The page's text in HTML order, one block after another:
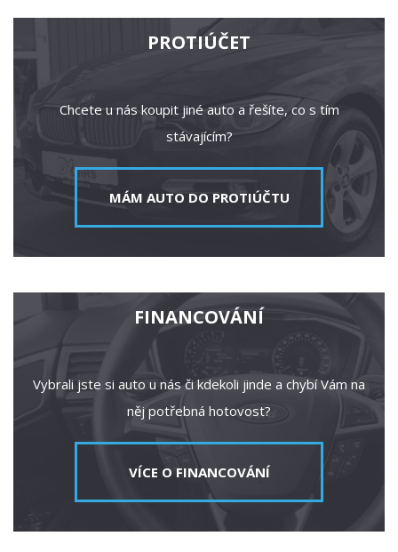
PROTIÚČET
Chcete u nás koupit jiné auto a řešíte, co s tím
stávajícím?
MÁM AUTO DO PROTIÚČTU
FINANCOVÁNÍ
Vybrali jste si auto u nás či kdekoli jinde a chybí Vám na
něj potřebná hotovost?
VÍCE O FINANCOVÁNÍ